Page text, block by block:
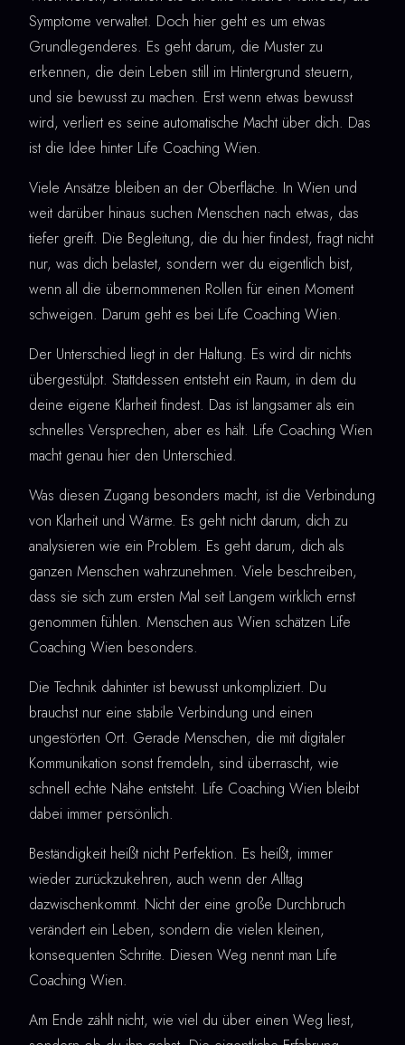
Symptome verwaltet. Doch hier geht es um etwas
Grundlegenderes. Es geht darum, die Muster zu
erkennen, die dein Leben still im Hintergrund steuern,
und sie bewusst zu machen. Erst wenn etwas bewusst
wird, verliert es seine automatische Macht über dich. Das
ist die Idee hinter Life Coaching Wien.
Viele Ansätze bleiben an der Oberfläche. In Wien und
weit darüber hinaus suchen Menschen nach etwas, das
tiefer greift. Die Begleitung, die du hier findest, fragt nicht
nur, was dich belastet, sondern wer du eigentlich bist,
wenn all die übernommenen Rollen für einen Moment
schweigen. Darum geht es bei Life Coaching Wien.
Der Unterschied liegt in der Haltung. Es wird dir nichts
übergestülpt. Stattdessen entsteht ein Raum, in dem du
deine eigene Klarheit findest. Das ist langsamer als ein
schnelles Versprechen, aber es hält. Life Coaching Wien
macht genau hier den Unterschied.
Was diesen Zugang besonders macht, ist die Verbindung
von Klarheit und Wärme. Es geht nicht darum, dich zu
analysieren wie ein Problem. Es geht darum, dich als
ganzen Menschen wahrzunehmen. Viele beschreiben,
dass sie sich zum ersten Mal seit Langem wirklich ernst
genommen fühlen. Menschen aus Wien schätzen Life
Coaching Wien besonders.
Die Technik dahinter ist bewusst unkompliziert. Du
brauchst nur eine stabile Verbindung und einen
ungestörten Ort. Gerade Menschen, die mit digitaler
Kommunikation sonst fremdeln, sind überrascht, wie
schnell echte Nähe entsteht. Life Coaching Wien bleibt
dabei immer persönlich.
Beständigkeit heißt nicht Perfektion. Es heißt, immer
wieder zurückzukehren, auch wenn der Alltag
dazwischenkommt. Nicht der eine große Durchbruch
verändert ein Leben, sondern die vielen kleinen,
konsequenten Schritte. Diesen Weg nennt man Life
Coaching Wien.
Am Ende zählt nicht, wie viel du über einen Weg liest,